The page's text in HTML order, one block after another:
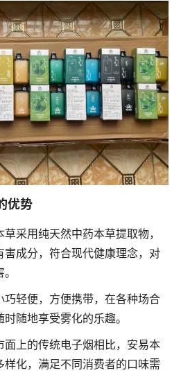
优势
草采用纯天然中药本草提取物，
害成分，符合现代健康理念，对
巧轻便，方便携带，在各种场合
随地享受雾化的乐趣。
面上的传统电子烟相比，安易本
样化，满足不同消费者的口味需